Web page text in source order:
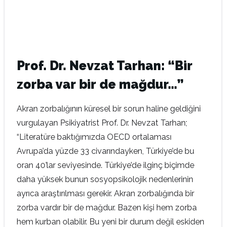
Prof. Dr. Nevzat Tarhan: “Bir
zorba var bir de mağdur…”
Akran zorbalığının küresel bir sorun haline geldiğini
vurgulayan Psikiyatrist Prof. Dr. Nevzat Tarhan;
“Literatüre baktığımızda OECD ortalaması
Avrupa’da yüzde 33 civarındayken, Türkiye’de bu
oran 40’lar seviyesinde. Türkiye’de ilginç biçimde
daha yüksek bunun sosyopsikolojik nedenlerinin
ayrıca araştırılması gerekir. Akran zorbalığında bir
zorba vardır bir de mağdur. Bazen kişi hem zorba
hem kurban olabilir. Bu yeni bir durum değil eskiden